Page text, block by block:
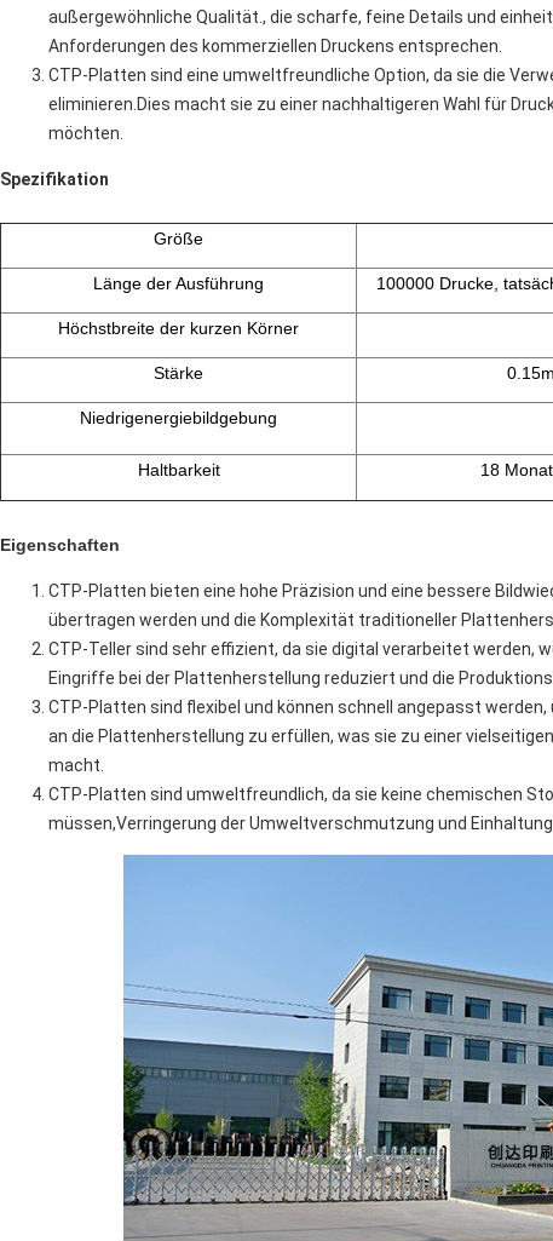
außergewöhnliche Qualität., die scharfe, feine Details und
Anforderungen des kommerziellen Druckens entsprechen.
CTP-Platten sind eine umweltfreundliche Option, da sie die
eliminieren.Dies macht sie zu einer nachhaltigeren Wahl für
möchten.
Spezifikation
Größe
Länge der Ausführung 100000 Drucke,
Höchstbreite der kurzen Körner
Stärke
Niedrigenergiebildgebung
Haltbarkeit 18
Eigenschaften
CTP-Platten bieten eine hohe Präzision und eine bessere
übertragen werden und die Komplexität traditioneller
CTP-Teller sind sehr effizient, da sie digital verarbeitet werden,
Eingriffe bei der Plattenherstellung reduziert und die
CTP-Platten sind flexibel und können schnell angepasst
an die Plattenherstellung zu erfüllen, was sie zu einer
macht.
CTP-Platten sind umweltfreundlich, da sie keine chemischen
müssen,Verringerung der Umweltverschmutzung und